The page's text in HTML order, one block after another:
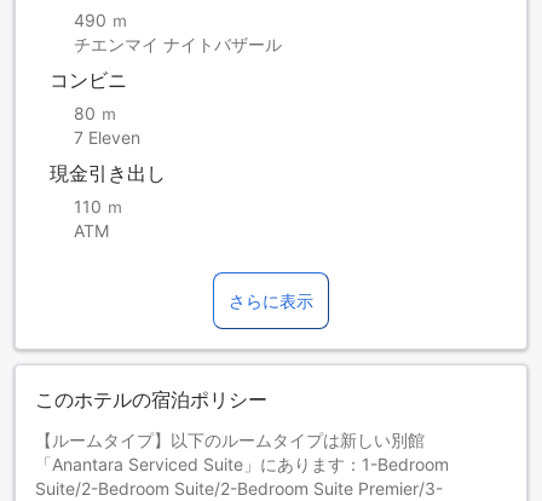
490 ｍ
チエンマイ ナイトバザール
コンビニ
80 ｍ
7 Eleven
現金引き出し
110 ｍ
ATM
さらに表示
このホテルの宿泊ポリシー
【ルームタイプ】以下のルームタイプは新しい別館
「Anantara Serviced Suite」にあります：1-Bedroom
Suite/2-Bedroom Suite/2-Bedroom Suite Premier/3-